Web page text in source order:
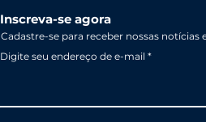
Inscreva-se agora
Cadastre-se para receber nossas notícias
Digite seu endereço de e-mail